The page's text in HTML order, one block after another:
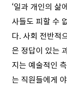
‘일과 개인의 삶
사들도 피할 수
다. 사회 전반적
은 정답이 있는
지는 예술적인
는 직원들에게